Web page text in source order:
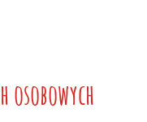
osobowych